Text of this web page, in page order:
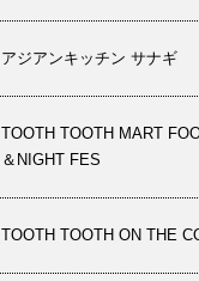
アジアンキッチン サナギ
TOOTH TOOTH MART
＆NIGHT FES
TOOTH TOOTH ON THE